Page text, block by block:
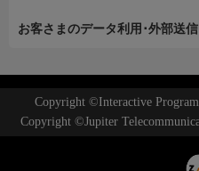
お客さまのデータ利用･外部送
Copyright ©Interactive
Copyright ©Jupiter